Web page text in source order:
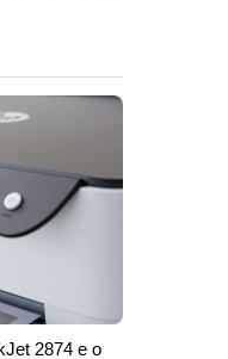
2874 e o